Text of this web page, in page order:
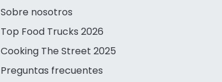
Sobre nosotros
Top Food Trucks 2026
Cooking The Street 2025
Preguntas frecuentes